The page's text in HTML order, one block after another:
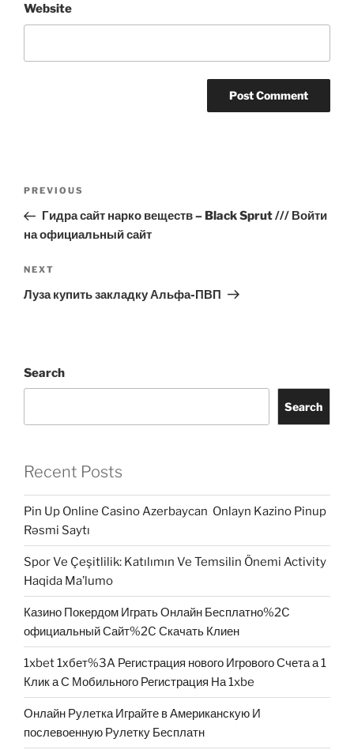
Website
Previous
Post
PREVIOUS
Гидра сайт нарко веществ – Black Sprut /// Войти
на официальный сайт
Next
Post
NEXT
Луза купить закладку Альфа-ПВП
Search
Search
Recent Posts
Pin Up Online Casino Azerbaycan ️ Onlayn Kazino Pinup
Rəsmi Saytı
Spor Ve Çeşitlilik: Katılımın Ve Temsilin Önemi Activity
Haqida Ma’lumo
Казино Покердом Играть Онлайн Бесплатно%2C
официальный Сайт%2C Скачать Клиен
1xbet 1хбет%3A Регистрация нового Игрового Счета а 1
Клик а С Мобильного Регистрация На 1xbe
Онлайн Рулетка Играйте в Американскую И
послевоенную Рулетку Бесплатн